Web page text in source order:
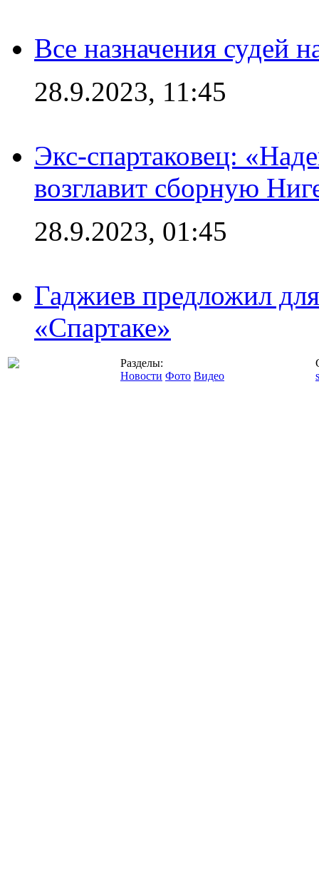
Все назначения судей
28.9.2023, 11:45
Экс-спартаковец:
возглавит сборную
28.9.2023, 01:45
Гаджиев предложил
«Спартаке»
Разделы:
Новости Фото Видео